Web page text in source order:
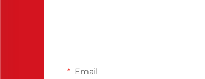
Email